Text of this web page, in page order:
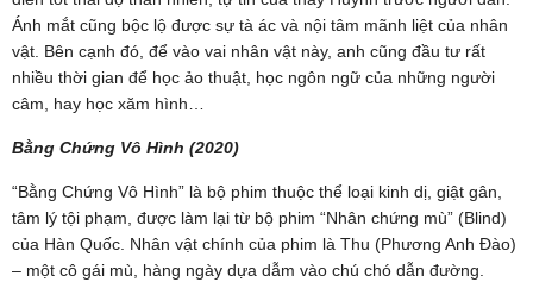
Ánh mắt cũng bộc lộ được sự tà ác và nội tâm mãnh liệt của nhân
vật. Bên cạnh đó, để vào vai nhân vật này, anh cũng đầu tư rất
nhiều thời gian để học ảo thuật, học ngôn ngữ của những người
câm, hay học xăm hình…
Bằng Chứng Vô Hình (2020)
“Bằng Chứng Vô Hình” là bộ phim thuộc thể loại kinh dị, giật gân,
tâm lý tội phạm, được làm lại từ bộ phim “Nhân chứng mù” (Blind)
của Hàn Quốc. Nhân vật chính của phim là Thu (Phương Anh Đào)
– một cô gái mù, hàng ngày dựa dẫm vào chú chó dẫn đường.